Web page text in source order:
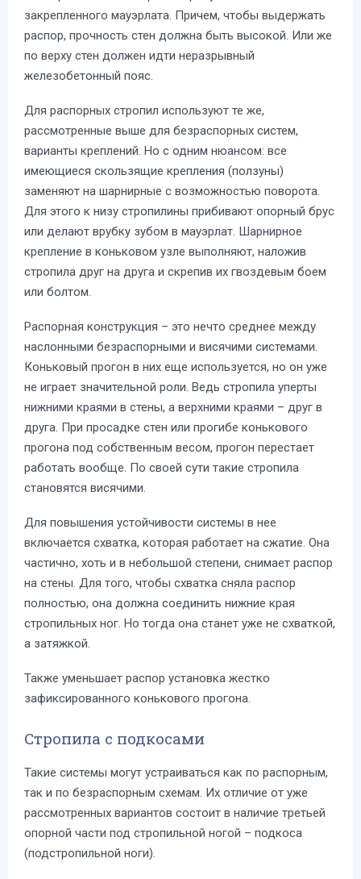
закрепленного мауэрлата. Причем, чтобы выдержать
распор, прочность стен должна быть высокой. Или же
по верху стен должен идти неразрывный
железобетонный пояс.
Для распорных стропил используют те же,
рассмотренные выше для безраспорных систем,
варианты креплений. Но с одним нюансом: все
имеющиеся скользящие крепления (ползуны)
заменяют на шарнирные с возможностью поворота.
Для этого к низу стропилины прибивают опорный брус
или делают врубку зубом в мауэрлат. Шарнирное
крепление в коньковом узле выполняют, наложив
стропила друг на друга и скрепив их гвоздевым боем
или болтом.
Распорная конструкция – это нечто среднее между
наслонными безраспорными и висячими системами.
Коньковый прогон в них еще используется, но он уже
не играет значительной роли. Ведь стропила уперты
нижними краями в стены, а верхними краями – друг в
друга. При просадке стен или прогибе конькового
прогона под собственным весом, прогон перестает
работать вообще. По своей сути такие стропила
становятся висячими.
Для повышения устойчивости системы в нее
включается схватка, которая работает на сжатие. Она
частично, хоть и в небольшой степени, снимает распор
на стены. Для того, чтобы схватка сняла распор
полностью, она должна соединить нижние края
стропильных ног. Но тогда она станет уже не схваткой,
а затяжкой.
Также уменьшает распор установка жестко
зафиксированного конькового прогона.
Стропила с подкосами
Такие системы могут устраиваться как по распорным,
так и по безраспорным схемам. Их отличие от уже
рассмотренных вариантов состоит в наличие третьей
опорной части под стропильной ногой – подкоса
(подстропильной ноги).